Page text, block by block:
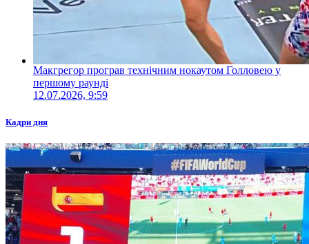
Макгрегор програв технічним нокаутом Голловею у
першому раунді
12.07.2026, 9:59
Кадри дня